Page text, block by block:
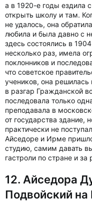
а в 1920-е годы ездила
открыть школу и там.
не удалось, она
любила и была давно с
здесь состоялись в
несколько раз, имела
поклонников и
что советское
учеников, она
в разгар Гражданской
последовала только
преподавала в
от государства здание,
практически не
Айседоре и Ирме
студию, самим давать
гастроли по стране и за
12. Айседора
Подвойский на